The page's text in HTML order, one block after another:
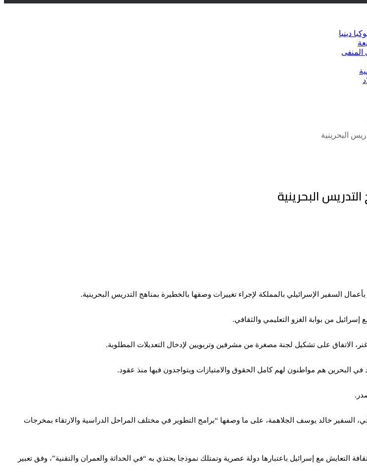
المنفى
البحرينية
البحرينية
السفير الإسرائيلي بالمملكة لإجراء تغييرات وصفها بالخطيرة بمناهج التدريس البحرينية.
من بوابة الغزو التعليمي والثقافي.
الاتفاق على تشكيل لجنة مصغرة من مشرفين وتربويين لإدخال التعديلات المطلوبة.
في البحرين هم مواطنون لهم كامل الحقوق والامتيازات ويتواجدون فيها منذ عقود.
السفير خالد يوسف الجلاهمة، على ما وصفها “برامج التطوير في مختلف المراحل الدراسية والارتقاء بمخرجات
مع إسرائيل باعتبارها دولة عصرية وتمتلك نموذجا يحتذي به “في الحداثة والعمران والتقنية”، وفق تعبير